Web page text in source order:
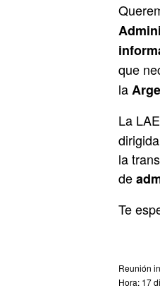
que
la
La
la
de
Te
Reunión
Hora: 17